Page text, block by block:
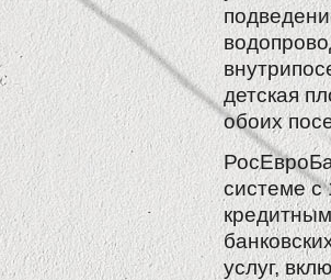
детская
обоих
системе с
услуг,